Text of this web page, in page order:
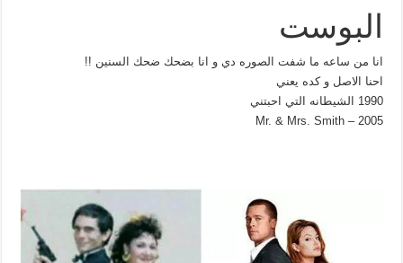
البوست
انا من ساعه ما شفت الصوره دي و انا بضحك ضحك السنين !!
احنا الاصل و كده يعني
1990 الشيطانه التي احبتني
Mr. & Mrs. Smith – 2005